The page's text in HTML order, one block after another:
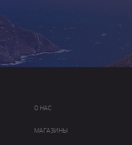
О НАС
МАГАЗИНЫ